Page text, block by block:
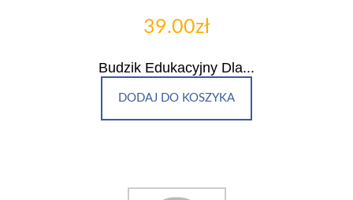
39.00zł
Budzik Edukacyjny Dla...
DODAJ DO KOSZYKA